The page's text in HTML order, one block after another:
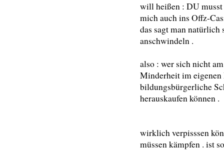
will heißen : DU
mich auch ins Offz-
das sagt man
anschwindeln .
also : wer sich nicht
Minderheit im
bildungsbürgerliche
herauskaufen können .
wirklich verpisssen
müssen kämpfen . ist